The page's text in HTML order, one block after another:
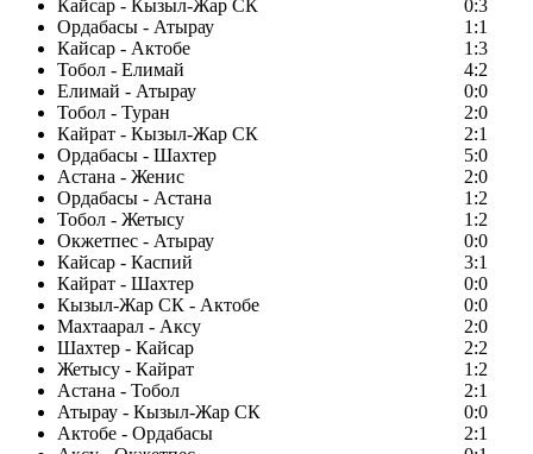
Кайсар - Кызыл-Жар СК
0:3
Ордабасы - Атырау
1:1
Кайсар - Актобе
1:3
Тобол - Елимай
4:2
Елимай - Атырау
0:0
Тобол - Туран
2:0
Кайрат - Кызыл-Жар СК
2:1
Ордабасы - Шахтер
5:0
Астана - Женис
2:0
Ордабасы - Астана
1:2
Тобол - Жетысу
1:2
Окжетпес - Атырау
0:0
Кайсар - Каспий
3:1
Кайрат - Шахтер
0:0
Кызыл-Жар СК - Актобе
0:0
Махтаарал - Аксу
2:0
Шахтер - Кайсар
2:2
Жетысу - Кайрат
1:2
Астана - Тобол
2:1
Атырау - Кызыл-Жар СК
0:0
Актобе - Ордабасы
2:1